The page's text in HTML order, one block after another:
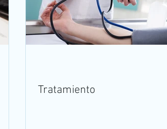
Tratamiento